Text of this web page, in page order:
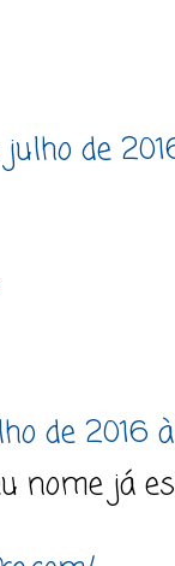
julho de
de 2016
nome já